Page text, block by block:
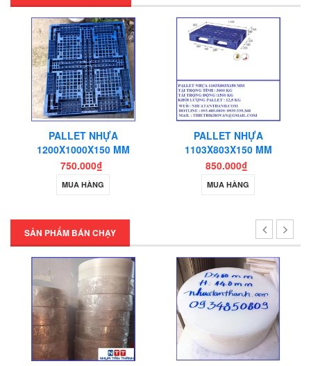
Pallet nhựa Tân Phú
Thớt nhựa cho nhà bếp
Thớt nhựa làm băng tải
Thớt nhựa nhập khẩu
PALLET NHỰA
1200X1000X150 MM
750.000₫
MUA HÀNG
PALLET NHỰA
1103X803X150 MM
850.000₫
MUA HÀNG
SẢN PHẨM BÁN CHẠY